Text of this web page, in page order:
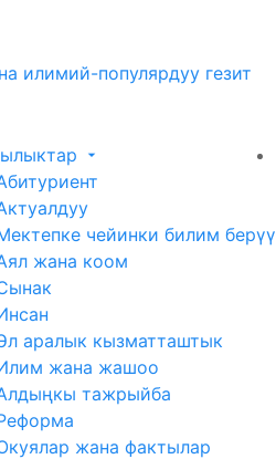
илимий-популярдуу гезит
чейинки билим берүү
жана коом
аралык кызматташтык
жана жашоо
тажрыйба
жана фактылар